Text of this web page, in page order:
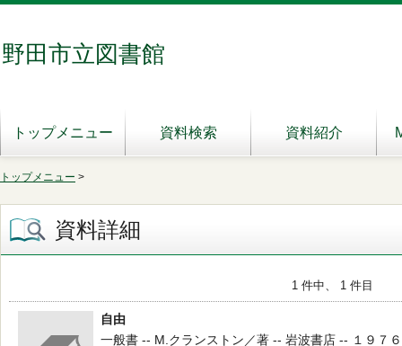
野田市立図書館
トップメニュー 資料検索 資料紹介
トップメニュー >
資料詳細
1 件中、 1 件目
自由
一般書 -- M.クランストン／著 -- 岩波書店 -- １９７